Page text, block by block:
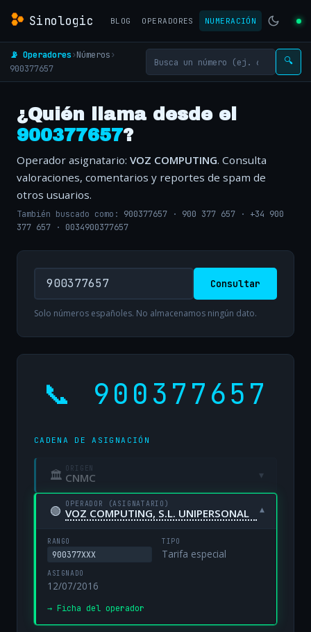
Sinologic BLOG OPERADORES NUMERACIÓN
📡 Operadores›Números›
900377657
🔍
¿Quién llama desde el
900377657?
Operador asignatario: VOZ COMPUTING. Consulta
valoraciones, comentarios y reportes de spam de
otros usuarios.
También buscado como: 900377657 · 900 377 657 · +34 900
377 657 · 0034900377657
Consultar
Solo números españoles. No almacenamos ningún dato.
📞 900377657
CADENA DE ASIGNACIÓN
🏛 ORIGEN
CNMC ▾
🟢 OPERADOR (ASIGNATARIO)
VOZ COMPUTING, S.L. UNIPERSONAL ▾
RANGO
900377XXX
TIPO
Tarifa especial
ASIGNADO
12/07/2016
→ Ficha del operador